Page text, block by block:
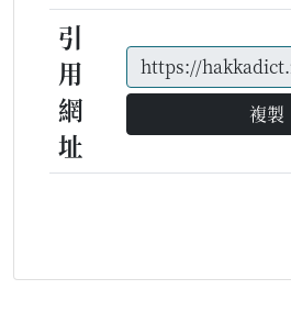
引
用
網
址
複製